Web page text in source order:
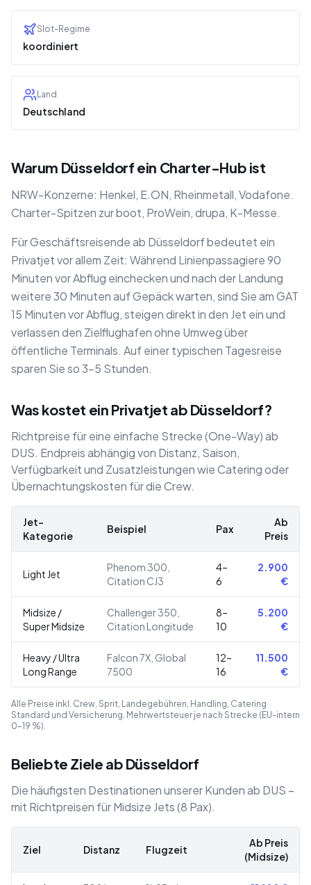
Slot-Regime
koordiniert
Land
Deutschland
Warum Düsseldorf ein Charter-Hub ist
NRW-Konzerne: Henkel, E.ON, Rheinmetall, Vodafone.
Charter-Spitzen zur boot, ProWein, drupa, K-Messe.
Für Geschäftsreisende ab Düsseldorf bedeutet ein
Privatjet vor allem Zeit: Während Linienpassagiere 90
Minuten vor Abflug einchecken und nach der Landung
weitere 30 Minuten auf Gepäck warten, sind Sie am GAT
15 Minuten vor Abflug, steigen direkt in den Jet ein und
verlassen den Zielflughafen ohne Umweg über
öffentliche Terminals. Auf einer typischen Tagesreise
sparen Sie so 3–5 Stunden.
Was kostet ein Privatjet ab Düsseldorf?
Richtpreise für eine einfache Strecke (One-Way) ab
DUS. Endpreis abhängig von Distanz, Saison,
Verfügbarkeit und Zusatzleistungen wie Catering oder
Übernachtungskosten für die Crew.
Jet-
Kategorie
Beispiel Pax
Ab
Preis
Light Jet
Phenom 300,
Citation CJ3
4–
6
2.900
€
Midsize /
Super Midsize
Challenger 350,
Citation Longitude
8–
10
5.200
€
Heavy / Ultra
Long Range
Falcon 7X, Global
7500
12–
16
11.500
€
Alle Preise inkl. Crew, Sprit, Landegebühren, Handling, Catering
Standard und Versicherung. Mehrwertsteuer je nach Strecke (EU-intern
0–19 %).
Beliebte Ziele ab Düsseldorf
Die häufigsten Destinationen unserer Kunden ab DUS –
mit Richtpreisen für Midsize Jets (8 Pax).
Ziel Distanz Flugzeit
Ab Preis
(Midsize)